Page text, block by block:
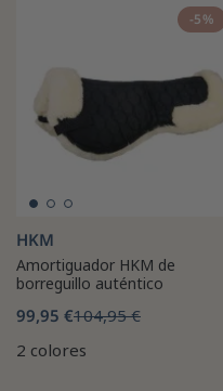
-5%
HKM
Amortiguador HKM de
borreguillo auténtico
99,95 €104,95 €
2 colores